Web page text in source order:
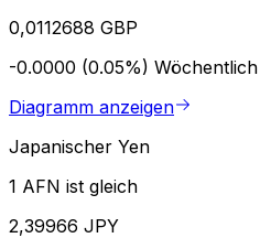
0,0112688 GBP
-0.0000 (0.05%) Wöchentlich
Diagramm anzeigen
Japanischer Yen
1 AFN ist gleich
2,39966 JPY